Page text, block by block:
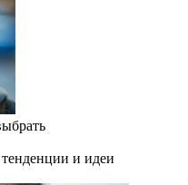
и идеи